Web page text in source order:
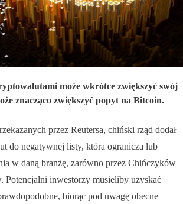
może wkrótce zwiększyć swój
znacząco zwiększyć popyt na Bitcoin.
przez Reutersa, chiński rząd dodał
do negatywnej listy, która ogranicza lub
w daną branżę, zarówno przez Chińczyków
Potencjalni inwestorzy musieliby uzyskać
biorąc pod uwagę obecne